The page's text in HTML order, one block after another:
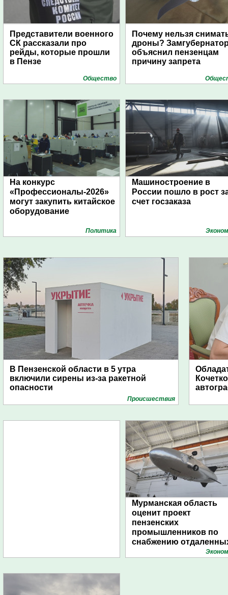
Представители военного
СК рассказали про
рейды, которые прошли
в Пензе
Общество
Почему нельзя
дроны?
объяснил пензенцам
причину запрета
На конкурс
«Профессионалы-2026»
могут закупить китайское
оборудование
Политика
Машиностроение в
России пошло в рост
счет госзаказа
В Пензенской области в 5 утра
включили сирены из-за ракетной
опасности
Проиcшествия
Мурманская область
оценит проект
пензенских
промышленников по
снабжению
поселений с помощью